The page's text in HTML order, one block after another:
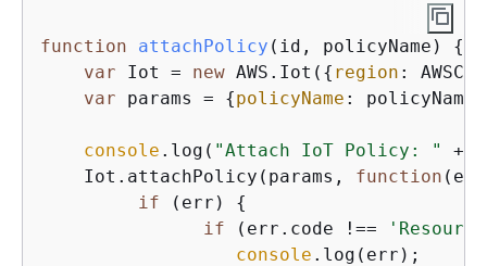
function attachPolicy ( id, policyName ) {
var Iot = new AWS.Iot( { region :
var params = {policyName :
console .log( "Attach IoT Policy: "
+
    Iot.attachPolicy(params,
function (
if (err) {
if (err.code !==
console .log(err);